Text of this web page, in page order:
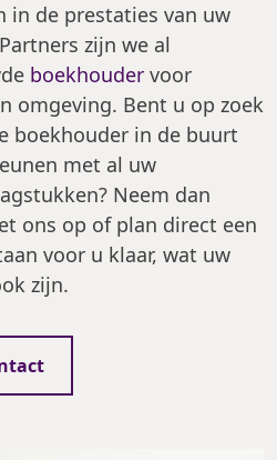
in de prestaties van uw
zijn we al
boekhouder voor
omgeving. Bent u op zoek
boekhouder in de buurt
met al uw
Neem dan
ons op of plan direct een
voor u klaar, wat uw
zijn.